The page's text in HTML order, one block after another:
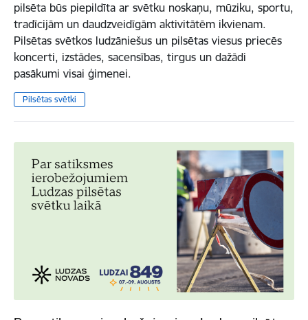
pilsēta būs piepildīta ar svētku noskaņu, mūziku, sportu,
tradīcijām un daudzveidīgām aktivitātēm ikvienam.
Pilsētas svētkos ludzāniešus un pilsētas viesus priecēs
koncerti, izstādes, sacensības, tirgus un dažādi
pasākumi visai ģimenei.
Pilsētas svētki